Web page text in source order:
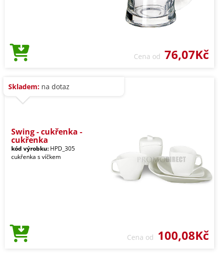
Cena od 76,07Kč
Skladem: na dotaz
Swing - cukřenka -
cukřenka
kód výrobku: HPD_305
cukřenka s víčkem
Cena od 100,08Kč